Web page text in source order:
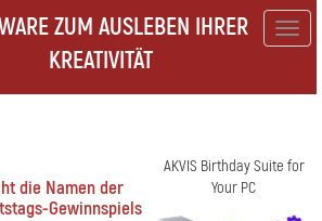
ZUM AUSLEBEN IHRER
KREATIVITÄT
die Namen der
Gewinnspiels
AKVIS Birthday Suite for
Your PC